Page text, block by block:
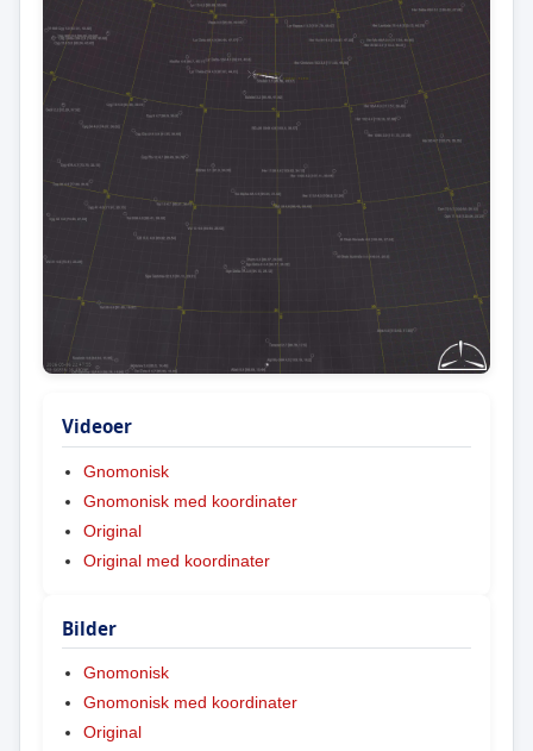
Videoer
Gnomonisk
Gnomonisk med koordinater
Original
Original med koordinater
Bilder
Gnomonisk
Gnomonisk med koordinater
Original